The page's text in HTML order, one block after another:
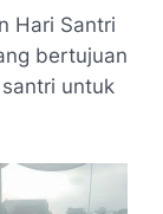
Hari Santri
bertujuan
untuk